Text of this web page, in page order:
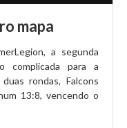
mapa
a segunda
complicada para a
rondas, Falcons
13:8, vencendo o